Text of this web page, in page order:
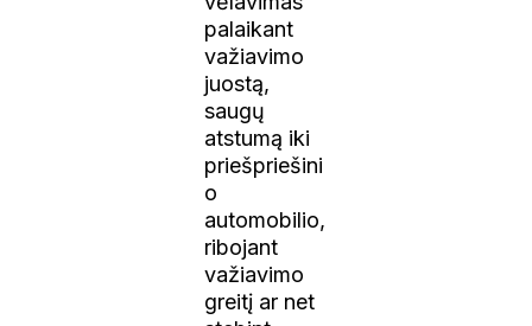
palaikant
važiavimo
juostą,
saugų
atstumą iki
priešpriešini
o
automobilio,
ribojant
važiavimo
greitį ar net